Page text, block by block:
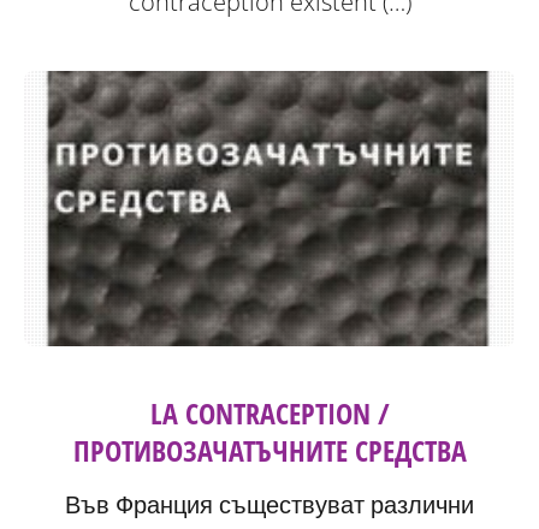
LA CONTRACEPTION /
ПРОТИВОЗАЧАТЪЧНИТЕ СРЕДСТВА
Във Франция съществуват различни